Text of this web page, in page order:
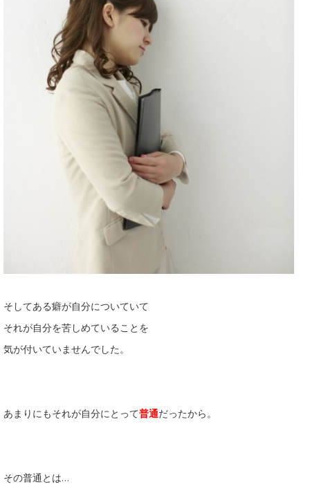
そしてある癖が自分についていて
それが自分を苦しめていることを
気が付いていませんでした。
あまりにもそれが自分にとって普通だったから。
その普通とは…